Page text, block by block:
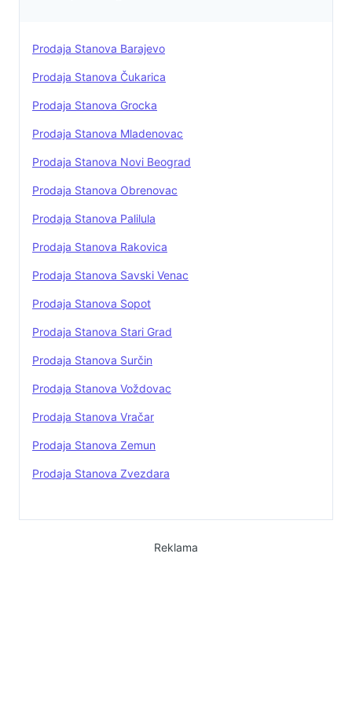
kupatilo i dve velike zastakljene
terase. Uknjizen Maja Obradovic
109, AGENCIJSKA PROVIZIJA 2%
2/6 Mitropolita Petra -imamo slicne
Prodaja Stanova Barajevo
Prodaja Stanova Čukarica
Prodaja Stanova Grocka
Prodaja Stanova Mladenovac
Prodaja Stanova Novi Beograd
Prodaja Stanova Obrenovac
Prodaja Stanova Palilula
Prodaja Stanova Rakovica
Prodaja Stanova Savski Venac
Prodaja Stanova Sopot
Prodaja Stanova Stari Grad
Prodaja Stanova Surčin
Prodaja Stanova Voždovac
Prodaja Stanova Vračar
Prodaja Stanova Zemun
Prodaja Stanova Zvezdara
Reklama